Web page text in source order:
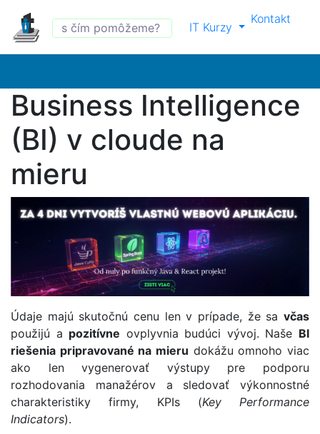
IT Kurzy
Kontakt
Business Intelligence
(BI) v cloude na
mieru
Údaje majú skutočnú cenu len v prípade, že sa včas
použijú a pozitívne ovplyvnia budúci vývoj. Naše BI
riešenia pripravované na mieru dokážu omnoho viac
ako len vygenerovať výstupy pre podporu
rozhodovania manažérov a sledovať výkonnostné
charakteristiky firmy, KPIs (Key Performance
Indicators).